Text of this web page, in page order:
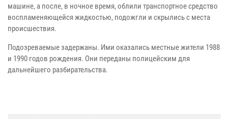
машине, а после, в ночное время, облили транспортное средство
воспламеняющейся жидкостью, подожгли и скрылись с места
происшествия.
Подозреваемые задержаны. Ими оказались местные жители 1988
и 1990 годов рождения. Они переданы полицейским для
дальнейшего разбирательства.